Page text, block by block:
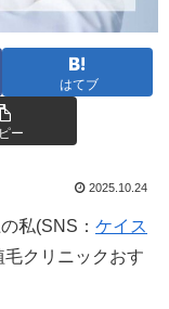
はてブ
ー
2025.10.24
私(SNS： ケイス
クリニックおす